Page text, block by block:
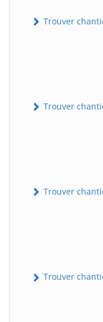
Trouver
Trouver
Trouver
Trouver